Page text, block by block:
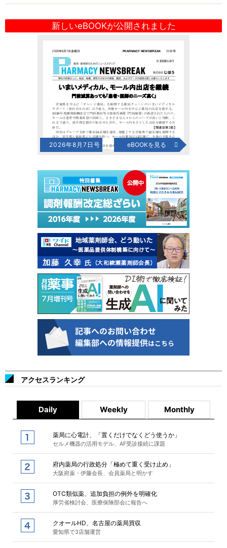
新しいeBOOKが公開されました
2026年8月7日号 eBOOKを見る
アクセスランキング
Daily Weekly Monthly
薬局に心電計、「置くだけでなくどう使うか」
セルメ機器の活用モデル、AF受診接続に課題
府内薬局の行政処分「極めて重く受け止め」
大阪府薬・伊藤会長、会員薬局と明かす
OTC類似薬、追加負担の例外を明確化
厚労省検討会、医療保険部会に報告へ
クオールHD、名古屋の薬局買収
愛知県で3店舗運営